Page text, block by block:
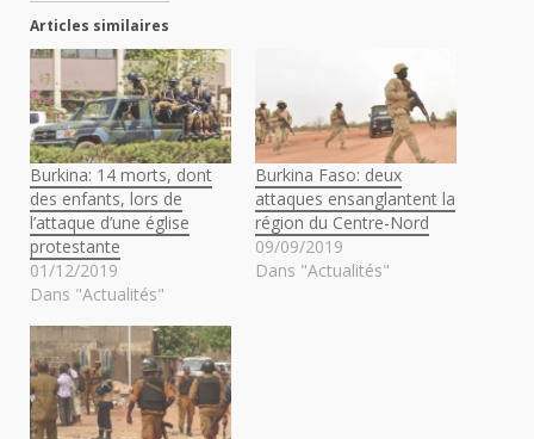
Articles similaires
Burkina: 14 morts, dont
des enfants, lors de
l’attaque d’une église
protestante
01/12/2019
Dans "Actualités"
Burkina Faso: deux
attaques ensanglantent la
région du Centre-Nord
09/09/2019
Dans "Actualités"